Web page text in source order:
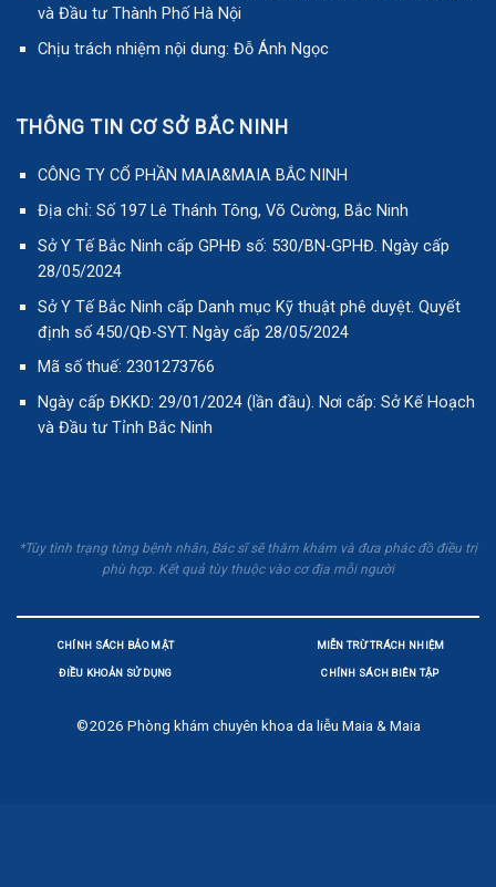
và Đầu tư Thành Phố Hà Nội
Chịu trách nhiệm nội dung: Đỗ Ánh Ngọc
THÔNG TIN CƠ SỞ BẮC NINH
CÔNG TY CỔ PHẦN MAIA&MAIA BẮC NINH
Địa chỉ: Số 197 Lê Thánh Tông, Võ Cường, Bắc Ninh
Sở Y Tế Bắc Ninh cấp GPHĐ số: 530/BN-GPHĐ. Ngày cấp
28/05/2024
Sở Y Tế Bắc Ninh cấp Danh mục Kỹ thuật phê duyệt. Quyết
định số 450/QĐ-SYT. Ngày cấp 28/05/2024
Mã số thuế: 2301273766
Ngày cấp ĐKKD: 29/01/2024 (lần đầu). Nơi cấp: Sở Kế Hoạch
và Đầu tư Tỉnh Bắc Ninh
*Tùy tình trạng từng bệnh nhân, Bác sĩ sẽ thăm khám và đưa phác đồ điều trị
phù hợp. Kết quả tùy thuộc vào cơ địa mỗi người
CHÍNH SÁCH BẢO MẬT
ĐIỀU KHOẢN SỬ DỤNG
MIỄN TRỪ TRÁCH NHIỆM
CHÍNH SÁCH BIÊN TẬP
©2026 Phòng khám chuyên khoa da liễu Maia & Maia